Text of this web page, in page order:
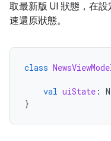
取最新版 UI 狀態，在
速還原狀態。
class
val uiState :
}